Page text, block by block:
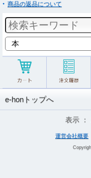
商品の返品について
e-honトップへ
表示 ：
運営会社概要